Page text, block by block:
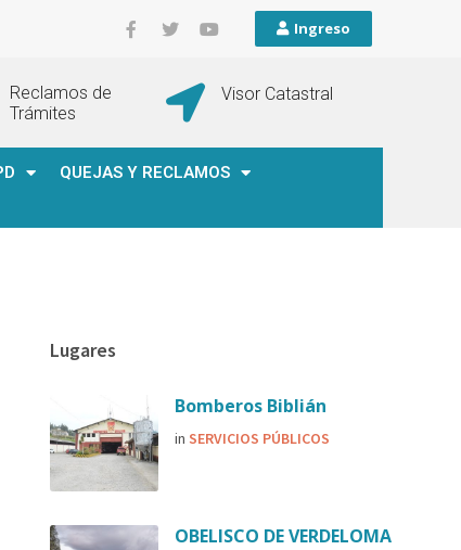
Ingreso
Reclamos de
Trámites
Visor Catastral
QUEJAS Y RECLAMOS
Lugares
Bomberos Biblián
inSERVICIOS PÚBLICOS
OBELISCO DE VERDELOMA